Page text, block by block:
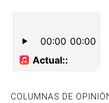
COLUMNAS DE